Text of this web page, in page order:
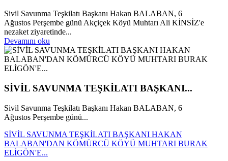
Sivil Savunma Teşkilatı Başkanı Hakan BALABAN, 6
Ağustos Perşembe günü Akçiçek Köyü Muhtarı Ali KİNSİZ'e
nezaket ziyaretinde...
Devamını oku
SİVİL SAVUNMA TEŞKİLATI BAŞKANI...
Sivil Savunma Teşkilatı Başkanı Hakan BALABAN, 6
Ağustos Perşembe günü...
SİVİL SAVUNMA TEŞKİLATI BAŞKANI HAKAN
BALABAN'DAN KÖMÜRCÜ KÖYÜ MUHTARI BURAK
ELİGÖN'E...